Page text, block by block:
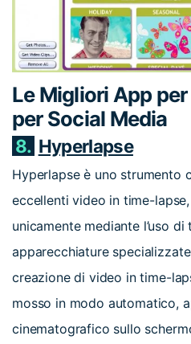
Le Migliori App
per Social Media
8. Hyperlapse
Hyperlapse è uno strumento
eccellenti video in time-
unicamente mediante l’uso
apparecchiature
creazione di video in time-
mosso in modo automatico,
cinematografico sullo